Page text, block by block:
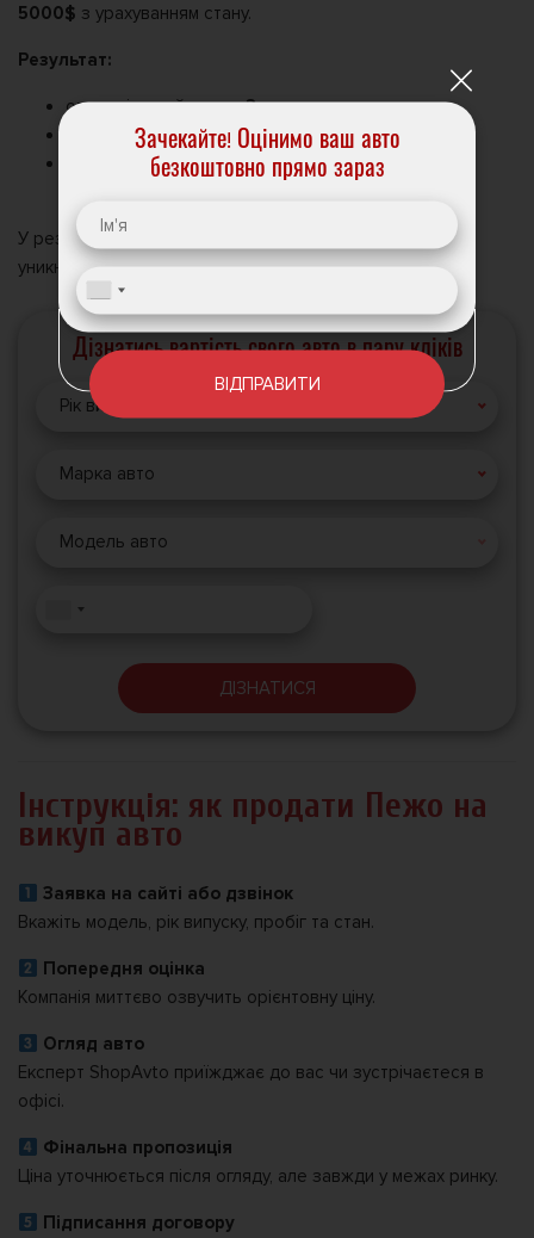
5000$ з урахуванням стану.
Результат:
операція пройшла за3 години;
Олександр отримав гроші на картку;
компанія повністю закрила питання з
У результаті власник заощадив
часу та
уникнув зайвих ризиків.
Дізнатись вартість свого авто в пару кліків
Рік випуску
Марка авто
Модель авто
ДІЗНАТИСЯ
Інструкція: як продати Пежо на
викуп авто
Заявка на сайті або дзвінок
Вкажіть модель, рік випуску, пробіг та стан.
Попередня оцінка
Компанія миттєво озвучить орієнтовну ціну.
Огляд авто
Експерт ShopAvto приїжджає до вас чи зустрічаєтеся в
офісі.
Фінальна пропозиція
Ціна уточнюється після огляду, але завжди у межах ринку.
Підписання договору
Зачекайте! Оцінимо ваш авто
безкоштовно прямо зараз
ВІДПРАВИТИ